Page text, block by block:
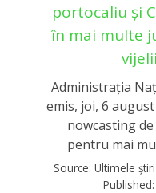
portocaliu și
în mai multe
Administrația
emis, joi, 6
nowcasting
pentru mai
Source: Ultimele
Published: